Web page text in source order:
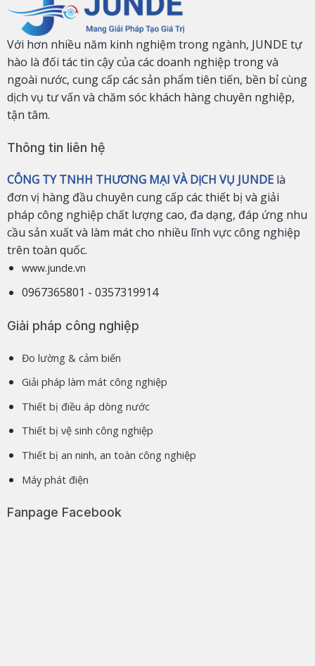
Với hơn nhiều năm kinh nghiệm trong ngành, JUNDE tự
hào là đối tác tin cậy của các doanh nghiệp trong và
ngoài nước, cung cấp các sản phẩm tiên tiến, bền bỉ cùng
dịch vụ tư vấn và chăm sóc khách hàng chuyên nghiệp,
tận tâm.
Thông tin liên hệ
CÔNG TY TNHH THƯƠNG MẠI VÀ DỊCH VỤ JUNDElà
đơn vị hàng đầu chuyên cung cấp các thiết bị và giải
pháp công nghiệp chất lượng cao, đa dạng, đáp ứng nhu
cầu sản xuất và làm mát cho nhiều lĩnh vực công nghiệp
trên toàn quốc.
www.junde.vn
0967365801 - 0357319914
Giải pháp công nghiệp
Đo lường & cảm biến
Giải pháp làm mát công nghiệp
Thiết bị điều áp dòng nước
Thiết bị vệ sinh công nghiệp
Thiết bị an ninh, an toàn công nghiệp
Máy phát điện
Fanpage Facebook